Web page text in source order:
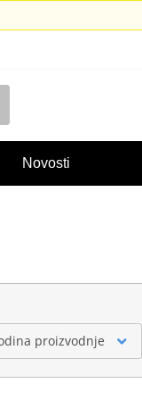
Novosti
proizvodnje